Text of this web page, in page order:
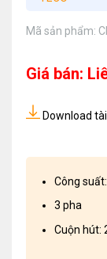
Mã sản phẩm:
Giá bán:
Download
Công
3 pha
Cuộn hút: